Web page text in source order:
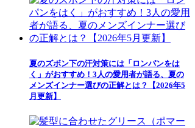
夏のズボン下の汗対策には「ロンパンをは
く」がおすすめ！3人の愛用者が語る、夏の
メンズインナー選びの正解とは？【2026年5
月更新】